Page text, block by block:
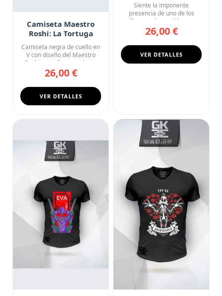
Camiseta Maestro
Roshi: La Tortuga
Meditando Dragon
Ball
Camiseta negra de cuello en
V con diseño del Maestro
Roshi en su faceta más s...
26,00 €
VER DETALLES
Siente la imponente
presencia de uno de los
villanos más temibles con
esta ca...
26,00 €
VER DETALLES